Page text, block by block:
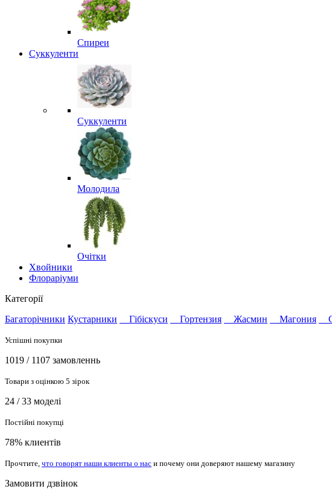
Спиреи
Суккуленти
Суккуленти
Молодила
Очітки
Хвойники
Флораріуми
Категорії
Багаторічники Кустарники Гібіскуси Гортензия Жасмин Магония
Успішні покупки
1019 / 1107 замовленнь
Товари з оцінкою 5 зірок
24 / 33 моделі
Постійні покупці
78% клиентів
Прочтите, что говорят наши клиенты о нас и почему они доверяют нашему магазину
Замовити дзвінок